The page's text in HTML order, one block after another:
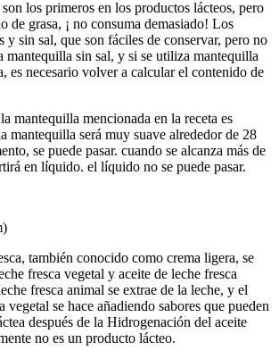
los primeros en los productos lácteos, pero
de grasa, ¡ no consuma demasiado! Los
y sin sal, que son fáciles de conservar, pero no
mantequilla sin sal, y si se utiliza mantequilla
es necesario volver a calcular el contenido de
mantequilla mencionada en la receta es
mantequilla será muy suave alrededor de 28
se puede pasar. cuando se alcanza más de
en líquido. el líquido no se puede pasar.
también conocido como crema ligera, se
fresca vegetal y aceite de leche fresca
fresca animal se extrae de la leche, y el
vegetal se hace añadiendo sabores que pueden
después de la Hidrogenación del aceite
no es un producto lácteo.